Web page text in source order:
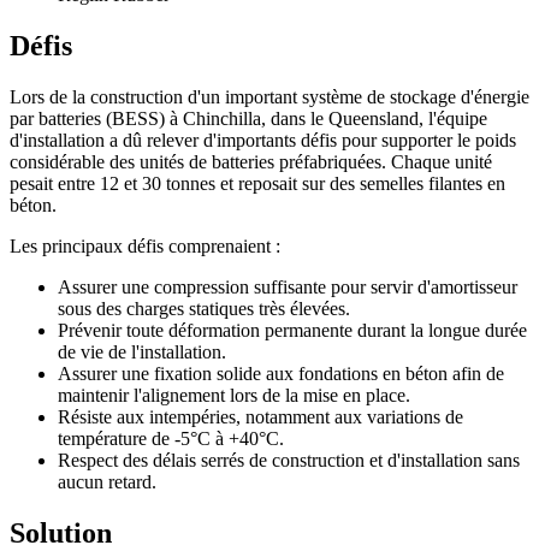
Défis
Lors de la construction d'un important système de stockage d'énergie
par batteries (BESS) à Chinchilla, dans le Queensland, l'équipe
d'installation a dû relever d'importants défis pour supporter le poids
considérable des unités de batteries préfabriquées. Chaque unité
pesait entre 12 et 30 tonnes et reposait sur des semelles filantes en
béton.
Les principaux défis comprenaient :
Assurer une compression suffisante pour servir d'amortisseur
sous des charges statiques très élevées.
Prévenir toute déformation permanente durant la longue durée
de vie de l'installation.
Assurer une fixation solide aux fondations en béton afin de
maintenir l'alignement lors de la mise en place.
Résiste aux intempéries, notamment aux variations de
température de -5°C à +40°C.
Respect des délais serrés de construction et d'installation sans
aucun retard.
Solution